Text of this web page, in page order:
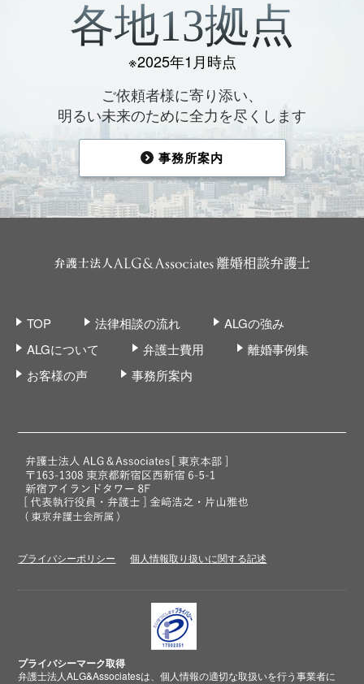
各地13拠点
※2025年1月時点
ご依頼者様に寄り添い、
明るい未来のために全力を尽くします
事務所案内
TOP 法律相談の流れ
ALGの強み
ALGについて
弁護士費用
離婚事例集
お客様の声
事務所案内
プライバシーポリシー 個人情報取り扱いに関する記述
プライバシーマーク取得
弁護士法人ALG&Associatesは、個人情報の適切な取扱いを行う事業者に